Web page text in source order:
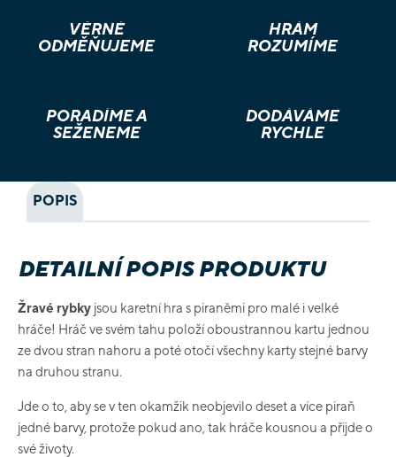
VĚRNÉ
ODMĚŇUJEME
HRÁM
ROZUMÍME
PORADÍME A
SEŽENEME
DODÁVÁME
RYCHLE
POPIS
DETAILNÍ POPIS PRODUKTU
Žravé rybky jsou karetní hra s piraněmi pro malé i velké
hráče! Hráč ve svém tahu položí oboustrannou kartu jednou
ze dvou stran nahoru a poté otočí všechny karty stejné barvy
na druhou stranu.
Jde o to, aby se v ten okamžik neobjevilo deset a více piraň
jedné barvy, protože pokud ano, tak hráče kousnou a přijde o
své životy.